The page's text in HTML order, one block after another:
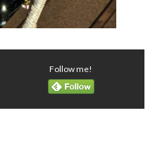
Follow me!